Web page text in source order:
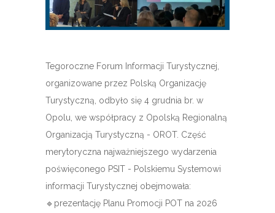
Tegoroczne Forum Informacji Turystycznej,
organizowane przez Polską Organizację
Turystyczną, odbyło się 4 grudnia br. w
Opolu, we współpracy z Opolską Regionalną
Organizacją Turystyczną - OROT. Część
merytoryczna najważniejszego wydarzenia
poświęconego PSIT - Polskiemu Systemowi
informacji Turystycznej obejmowała:
🔹️prezentację Planu Promocji POT na 2026